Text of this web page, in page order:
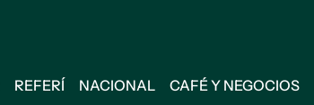
REFERÍ NACIONAL CAFÉ Y NEGOCIOS